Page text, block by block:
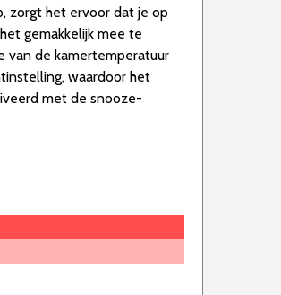
zorgt het ervoor dat je op
gemakkelijk mee te
van de kamertemperatuur
waardoor het
met de snooze-